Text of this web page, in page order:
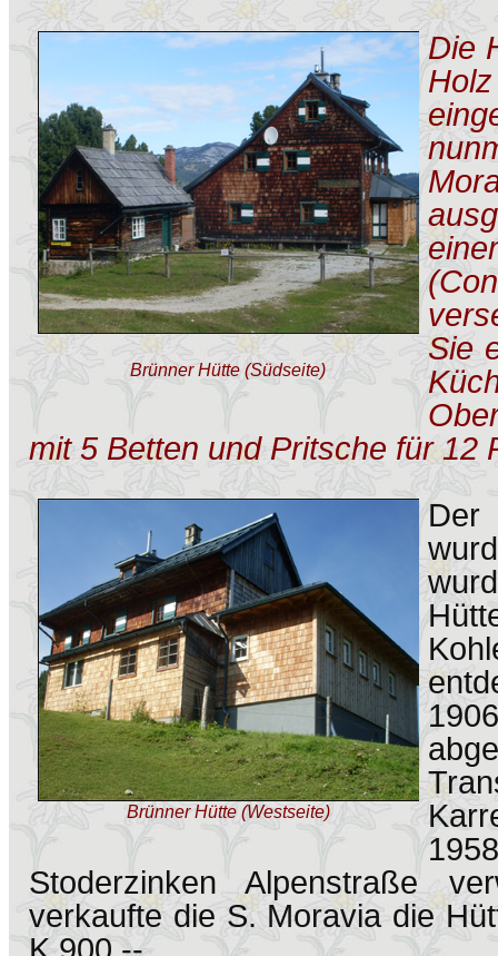
Brünner Hütte (Südseite)
Die
Sie
mit 5 Betten und Pritsche für 12
Brünner Hütte (Westseite)
Stoderzinken Alpenstraße
verkaufte die S. Moravia die